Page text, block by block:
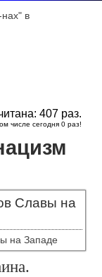
в
407раз.
числе сегодня 0раз!
на Западе